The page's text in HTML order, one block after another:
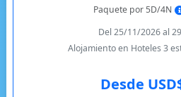
Paquete por 5D/4N
Del 25/11/2026 al
Alojamiento en Hoteles 3
Desde